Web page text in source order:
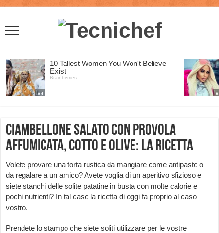
Ciambellone salato con provola
affumicata, cotto e olive: la ricetta
Volete provare una torta rustica da mangiare come antipasto o
da regalare a un amico? Avete voglia di un aperitivo sfizioso e
siete stanchi delle solite patatine in busta con molte calorie e
pochi nutrienti? In tal caso la ricetta di oggi fa proprio al caso
vostro.
Prendete lo stampo che siete soliti utilizzare per le vostre